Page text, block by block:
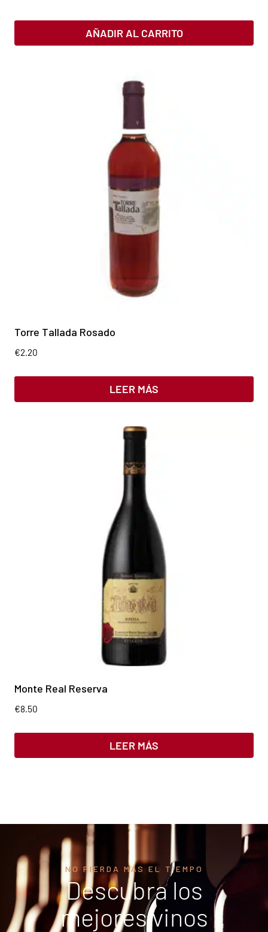
AÑADIR AL CARRITO
Torre Tallada Rosado
€2.20
LEER MÁS
Monte Real Reserva
€8.50
LEER MÁS
NO PIERDA MÁS EL TIEMPO
Descubra los
mejores vinos